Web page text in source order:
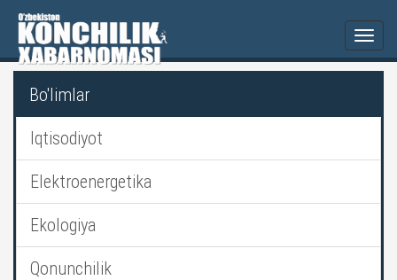
Bo'limlar
Iqtisodiyot
Elektroenergetika
Ekologiya
Qonunchilik